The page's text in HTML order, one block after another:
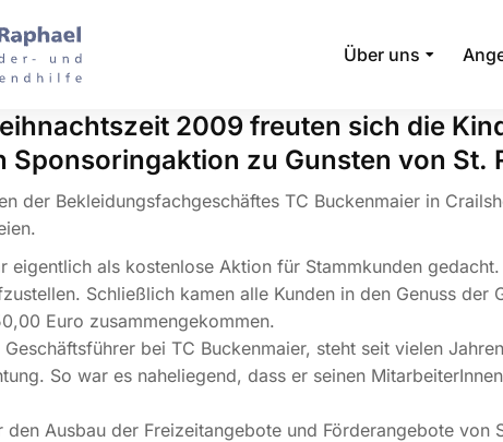
Über uns
2009 freuten sich die
Sponsoringaktion zu Gunsten von St.
der Bekleidungsfachgeschäftes TC Buckenmaier in
eigentlich als kostenlose Aktion für Stammkunden
Schließlich kamen alle Kunden in den Genuss
Euro zusammengekommen.
Geschäftsführer bei TC Buckenmaier, steht seit vielen
So war es naheliegend, dass er seinen
Ausbau der Freizeitangebote und Förderangebote von